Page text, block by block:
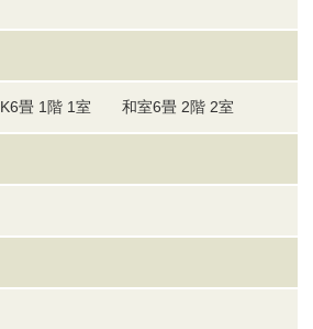
畳 1階 1室 和室6畳 2階 2室